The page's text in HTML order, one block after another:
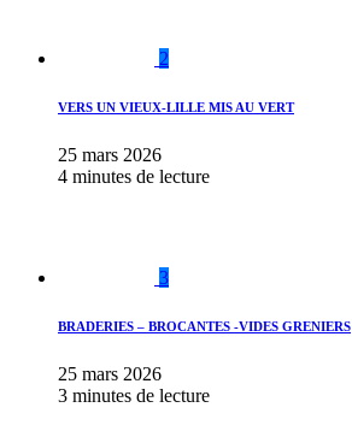
2
VERS UN VIEUX-LILLE MIS AU VERT
25 mars 2026
4 minutes de lecture
3
BRADERIES – BROCANTES -VIDES GRENIERS
25 mars 2026
3 minutes de lecture